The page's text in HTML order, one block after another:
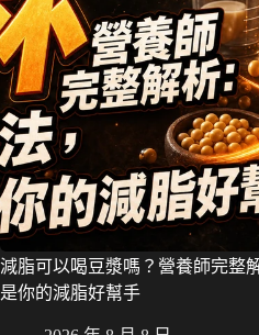
減脂可以喝豆漿嗎？營養師完整
是你的減脂好幫手